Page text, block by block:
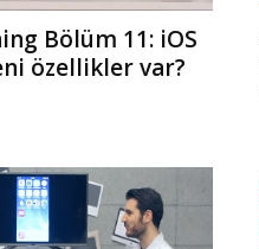
Bölüm 11: iOS
özellikler var?